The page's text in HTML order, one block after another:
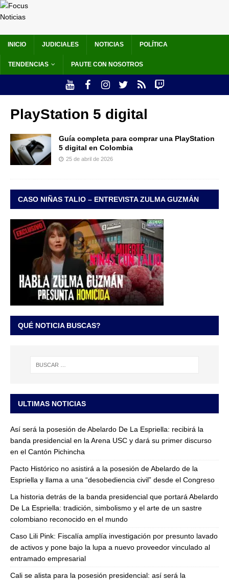
INICIO JUDICIALES NOTICIAS POLÍTICA
TENDENCIAS PAUTE CON NOSOTROS
PlayStation 5 digital
Guía completa para comprar una PlayStation
5 digital en Colombia
25 de abril de 2026
CASO NIÑAS TALIO – ENTREVISTA ZULMA GUZMÁN
QUÉ NOTICIA BUSCAS?
ULTIMAS NOTICIAS
Así será la posesión de Abelardo De La Espriella: recibirá la
banda presidencial en la Arena USC y dará su primer discurso
en el Cantón Pichincha
Pacto Histórico no asistirá a la posesión de Abelardo de la
Espriella y llama a una “desobediencia civil” desde el Congreso
La historia detrás de la banda presidencial que portará Abelardo
De La Espriella: tradición, simbolismo y el arte de un sastre
colombiano reconocido en el mundo
Caso Lili Pink: Fiscalía amplía investigación por presunto lavado
de activos y pone bajo la lupa a nuevo proveedor vinculado al
entramado empresarial
Cali se alista para la posesión presidencial: así será la